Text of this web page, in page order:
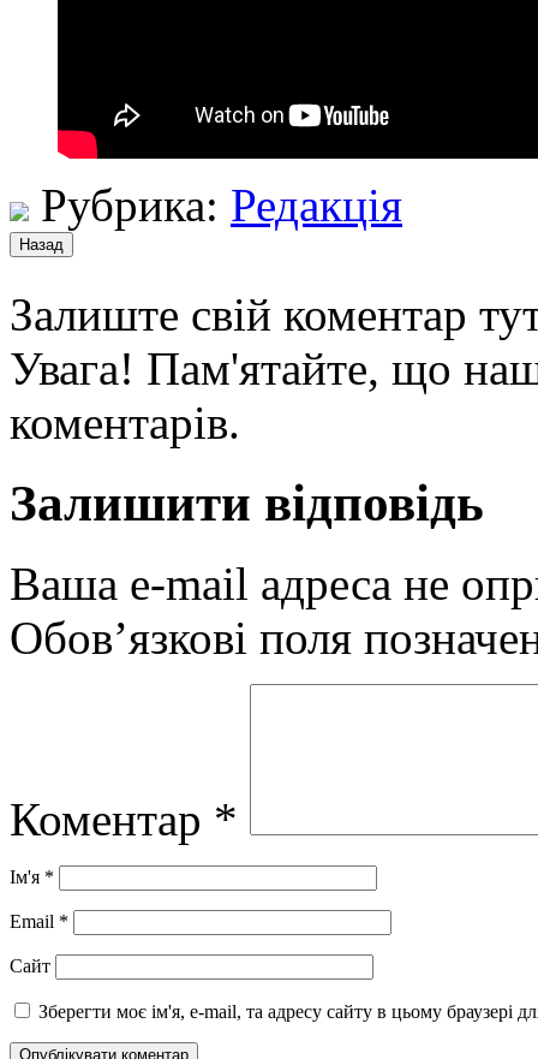
Рубрика: Редакція
Залиште свій коментар
Увага! Пам'ятайте, що
коментарів.
Залишити відповідь
Ваша e-mail адреса не
Обов’язкові поля
Коментар *
Ім'я *
Email *
Сайт
Зберегти моє ім'я, e-mail, та адресу сайту в цьому браузері